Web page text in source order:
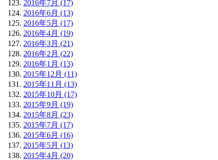
2016年7月 (17)
2016年6月 (13)
2016年5月 (17)
2016年4月 (19)
2016年3月 (21)
2016年2月 (22)
2016年1月 (13)
2015年12月 (11)
2015年11月 (13)
2015年10月 (17)
2015年9月 (19)
2015年8月 (23)
2015年7月 (17)
2015年6月 (16)
2015年5月 (13)
2015年4月 (20)